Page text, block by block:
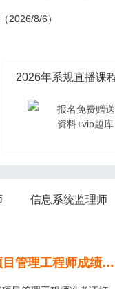
2026/8/6）
2026年系规直播课
报名免费赠
资料+vip题库
信息系统监理师
2026年上半年系统集成项目管理工程师成绩考后多久公布？